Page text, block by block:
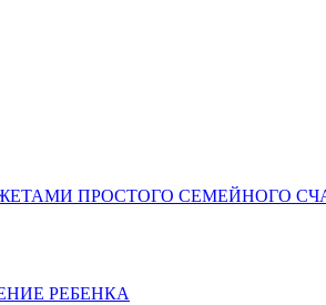
ПРОСТОГО СЕМЕЙНОГО
РЕБЕНКА